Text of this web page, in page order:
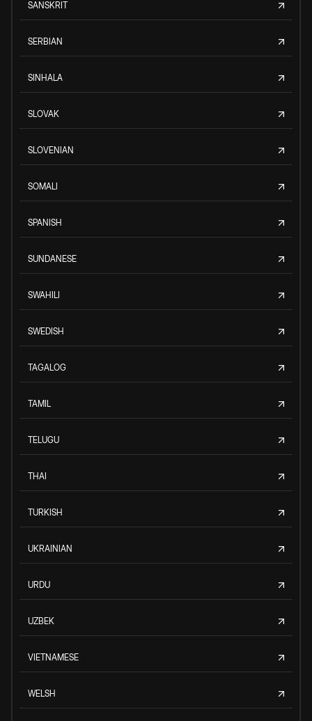
SANSKRIT
SERBIAN
SINHALA
SLOVAK
SLOVENIAN
SOMALI
SPANISH
SUNDANESE
SWAHILI
SWEDISH
TAGALOG
TAMIL
TELUGU
THAI
TURKISH
UKRAINIAN
URDU
UZBEK
VIETNAMESE
WELSH